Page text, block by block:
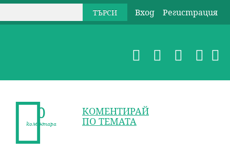
Вход Регистрация
0
коментара
КОМЕНТИРАЙ
ПО ТЕМАТА